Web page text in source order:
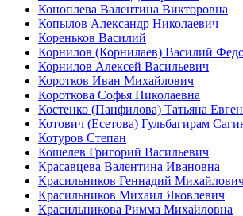
Коноплева Валентина Викторовна
Копылов Александр Николаевич
Кореньков Василий
Корнилов (Корнилаев) Василий
Корнилов Алексей Васильевич
Коротков Иван Михайлович
Короткова Софья Николаевна
Костенко (Панфилова) Татьяна
Котович (Есетова) Гульбагирам
Котуров Степан
Кошелев Григорий Васильевич
Красавцева Валентина Ивановна
Красильников Геннадий
Красильников Михаил Яковлевич
Красильникова Римма Михайловна